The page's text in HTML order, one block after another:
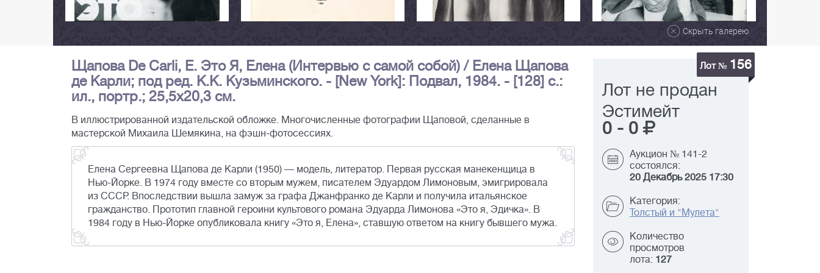
Скрыть галерею
Щапова De Carli, Е. Это Я, Елена (Интервью с самой собой) / Елена Щапова
де Карли; под ред. К.К. Кузьминского. - [New York]: Подвал, 1984. - [128] с.:
ил., портр.; 25,5х20,3 см.
В иллюстрированной издательской обложке. Многочисленные фотографии Щаповой, сделанные в
мастерской Михаила Шемякина, на фэшн-фотосессиях.
Елена Сергеевна Щапова де Карли (1950) — модель, литератор. Первая русская манекенщица в
Нью-Йорке. В 1974 году вместе со вторым мужем, писателем Эдуардом Лимоновым, эмигрировала
из СССР. Впоследствии вышла замуж за графа Джанфранко де Карли и получила итальянское
гражданство. Прототип главной героини культового романа Эдуарда Лимонова «Это я, Эдичка». В
1984 году в Нью-Йорке опубликовала книгу «Это я, Елена», ставшую ответом на книгу бывшего мужа.
Лот № 156
Лот не продан
Эстимейт
0 - 0
Аукцион № 141-2
состоялся:
20 Декабрь 2025 17:30
Категория:
Толстый и "Мулета"
Количество
просмотров
лота: 127